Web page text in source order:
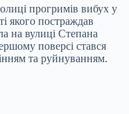
прогримів вибух у
якого постраждав
на вулиці Степана
поверсі стався
та руйнуванням.